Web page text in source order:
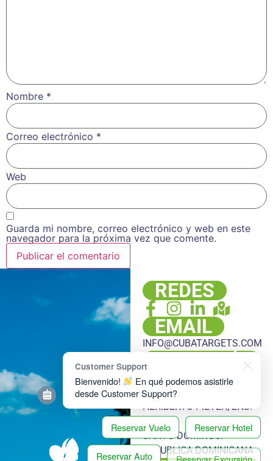
Nombre *
Correo electrónico *
Web
Guarda mi nombre, correo electrónico y web en este
navegador para la próxima vez que comente.
REDES
EMAIL
INFO@CUBATARGETS.COM
DIRECCIÓN
PLAZA HACHÉ, LOCAL 108,
ESQ. LUIS LEMBERT Y DR.
HERIBERTO PIETER, ENS.
SANTO DOMINGO.
REPUBLICA DOMINICANA
Customer Support
Bienvenido!
En qué podemos asistirle
desde Customer Support?
Reservar Vuelo Reservar Hotel
Reservar Auto Reservar Excursión